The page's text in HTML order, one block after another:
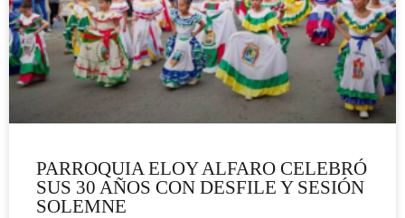
PARROQUIA ELOY ALFARO CELEBRÓ
SUS 30 AÑOS CON DESFILE Y SESIÓN
SOLEMNE